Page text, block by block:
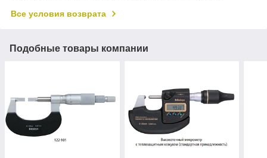
Все условия возврата
Подобные товары компании